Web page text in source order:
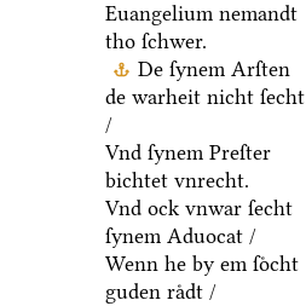
Euangelium nemandt
tho ſchwer.
De ſynem Arſten
de warheit nicht ſecht
/
Vnd ſynem Preſter
bichtet vnrecht.
Vnd ock vnwar ſecht
ſynem Aduocat /
Wenn he by em ſoͤcht
guden raͤdt /